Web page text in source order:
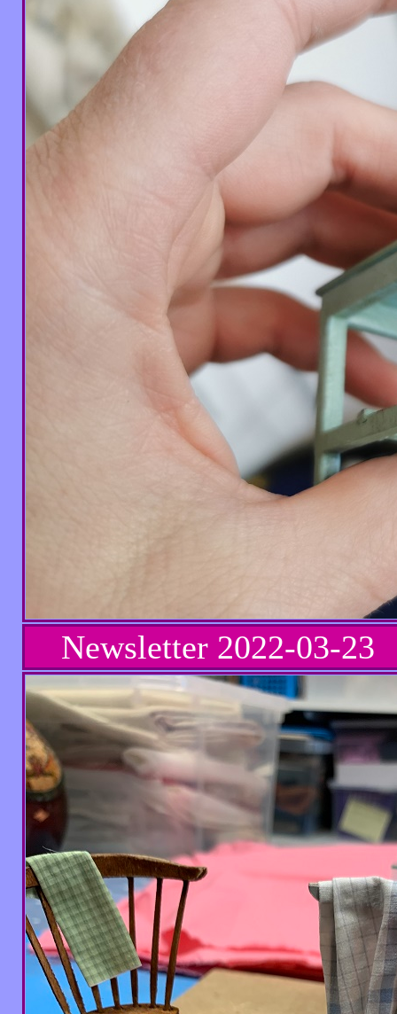
Newsletter 2022-03-